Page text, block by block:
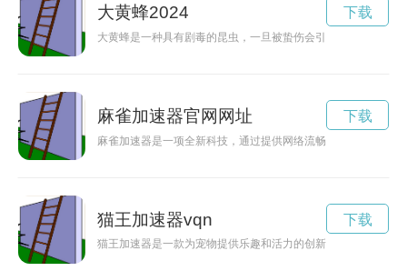
大黄蜂2024
大黄蜂是一种具有剧毒的昆虫，一旦被蛰伤会引发严重的过敏
下载
麻雀加速器官网网址
麻雀加速器是一项全新科技，通过提供网络流畅的体验，让用
下载
猫王加速器vqn
猫王加速器是一款为宠物提供乐趣和活力的创新产品，它能够
下载